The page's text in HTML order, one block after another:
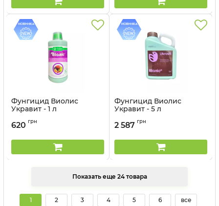
Фунгицид Виолис
Укравит - 1 л
620 грн
Фунгицид Виолис
Укравит - 5 л
2 587 грн
Показать еще 24 товара
1 2 3 4 5 6 все